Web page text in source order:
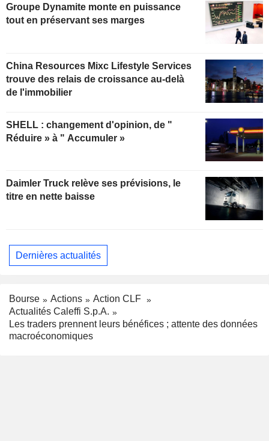
Groupe Dynamite monte en puissance
tout en préservant ses marges
China Resources Mixc Lifestyle Services
trouve des relais de croissance au-delà
de l'immobilier
SHELL : changement d'opinion, de "
Réduire » à " Accumuler »
Daimler Truck relève ses prévisions, le
titre en nette baisse
Dernières actualités
Bourse Actions
Action CLF
Actualités Caleffi S.p.A.
Les traders prennent leurs bénéfices ; attente des données
macroéconomiques